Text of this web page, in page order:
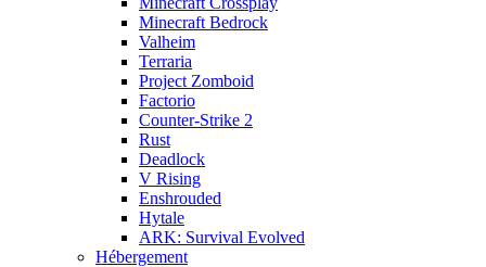
Minecraft Bedrock
Valheim
Terraria
Project Zomboid
Factorio
Counter-Strike 2
Rust
Deadlock
V Rising
Enshrouded
Hytale
ARK: Survival Evolved
Hébergement